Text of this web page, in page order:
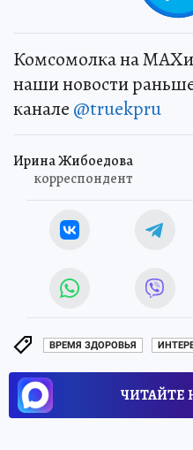
Комсомолка на
наши новости
канале @truekpru
Ирина Жибоедова
корреспондент
ВРЕМЯ ЗДОРОВЬЯ
ЧИТАЙТЕ